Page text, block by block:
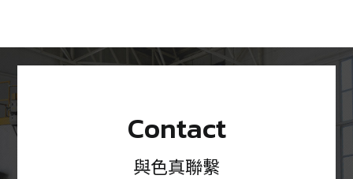
Contact
與色真聯繫